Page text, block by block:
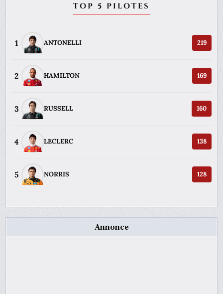
TOP 5 PILOTES
1 ANTONELLI 219
2 HAMILTON 169
3 RUSSELL 160
4 LECLERC 138
5 NORRIS 128
Annonce